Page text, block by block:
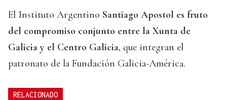
El Instituto Argentino Santiago Apostol es fruto
del compromiso conjunto entre la Xunta de
Galicia y el Centro Galicia, que integran el
patronato de la Fundación Galicia-América.
RELACIONADO